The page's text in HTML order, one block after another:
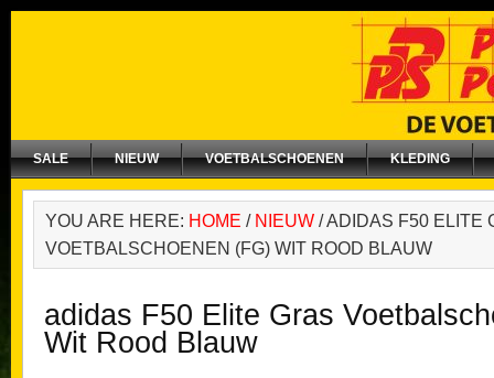
SALE NIEUW VOETBALSCHOENEN KLEDING
YOU ARE HERE: HOME / NIEUW /ADIDAS F50 ELITE
VOETBALSCHOENEN (FG) WIT ROOD BLAUW
adidas F50 Elite Gras
Wit Rood Blauw